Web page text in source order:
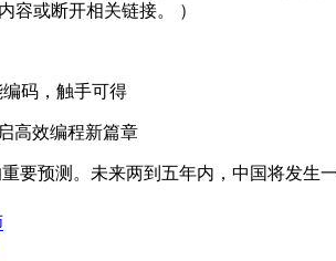
容或断开相关链接。 ）
码，触手可得
高效编程新篇章
预测。未来两到五年内，中国将发生